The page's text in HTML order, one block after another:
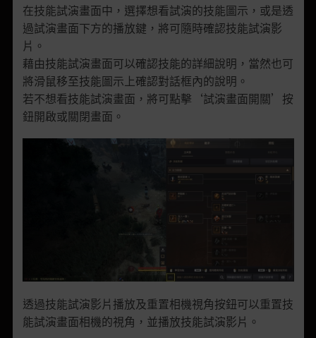
在技能試演畫面中，選擇想看試演的技能圖示，或是透
過試演畫面下方的播放鍵，將可隨時確認技能試演影
片。
藉由技能試演畫面可以確認技能的詳細說明，當然也可
將滑鼠移至技能圖示上確認對話框內的說明。
若不想看技能試演畫面，將可點擊‘試演畫面開關’按
鈕開啟或關閉畫面。
透過技能試演影片播放及重置相機視角按鈕可以重置技
能試演畫面相機的視角，並播放技能試演影片 。